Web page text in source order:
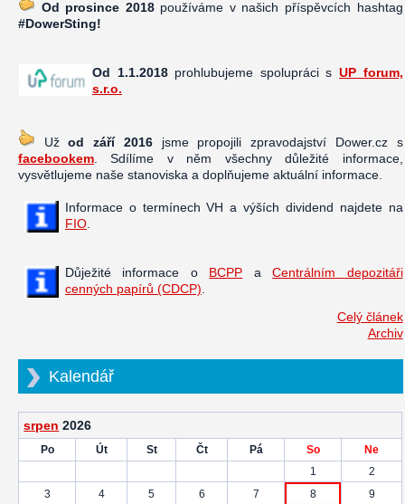
Od prosince 2018používáme v našich příspěvcích hashtag
#DowerSting!
Od 1.1.2018prohlubujeme spolupráci sUP forum,
s.r.o.
Užod září 2016jsme propojili zpravodajství Dower.cz s
facebookem . Sdílíme v něm všechny důležité informace,
vysvětlujeme naše stanoviska a doplňujeme aktuální informace.
Informace o termínech VH a výších dividend najdete na
FIO
Důježité informace o BCPP aCentrálním depozitáři
cenných papírů (CDCP)
Celý článek
Archiv
Kalendář
srpen 2026
Po Út St Čt Pá So
Ne
1
2
3
4 5 6 7 8
9